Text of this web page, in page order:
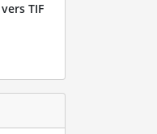
vers TIF